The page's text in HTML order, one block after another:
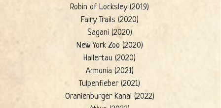
Robin of Locksley (2019)
Fairy Trails (2020)
Sagani (2020)
New York Zoo (2020)
Hallertau (2020)
Armonia (2021)
Tulpenfieber (2021)
Oranienburger Kanal (2022)